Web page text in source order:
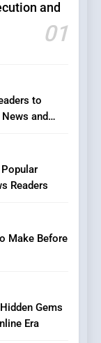
and
01
to
and
Readers
Make Before
Gems
Era
Shop Fit